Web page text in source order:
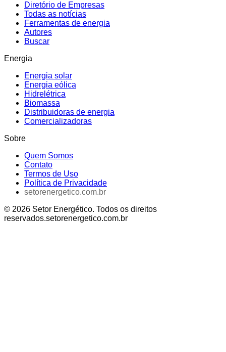
Diretório de Empresas
Todas as notícias
Ferramentas de energia
Autores
Buscar
Energia
Energia solar
Energia eólica
Hidrelétrica
Biomassa
Distribuidoras de energia
Comercializadoras
Sobre
Quem Somos
Contato
Termos de Uso
Política de Privacidade
setorenergetico.com.br
© 2026 Setor Energético. Todos os direitos
reservados.setorenergetico.com.br